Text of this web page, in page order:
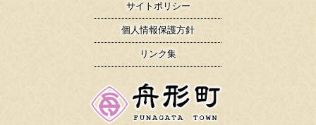
サイトポリシー
個人情報保護方針
リンク集